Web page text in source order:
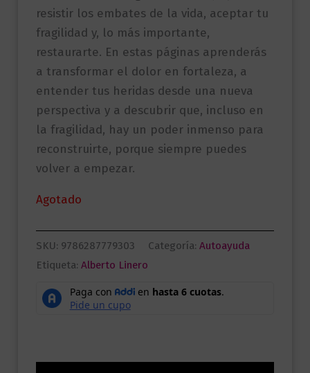
resistir los embates de la vida, aceptar tu
fragilidad y, lo más importante,
restaurarte. En estas páginas aprenderás
a transformar el dolor en fortaleza, a
entender tus heridas desde una nueva
perspectiva y a descubrir que, incluso en
la fragilidad, hay un poder inmenso para
reconstruirte, porque siempre puedes
volver a empezar.
Agotado
SKU: 9786287779303 Categoría: Autoayuda
Etiqueta: Alberto Linero